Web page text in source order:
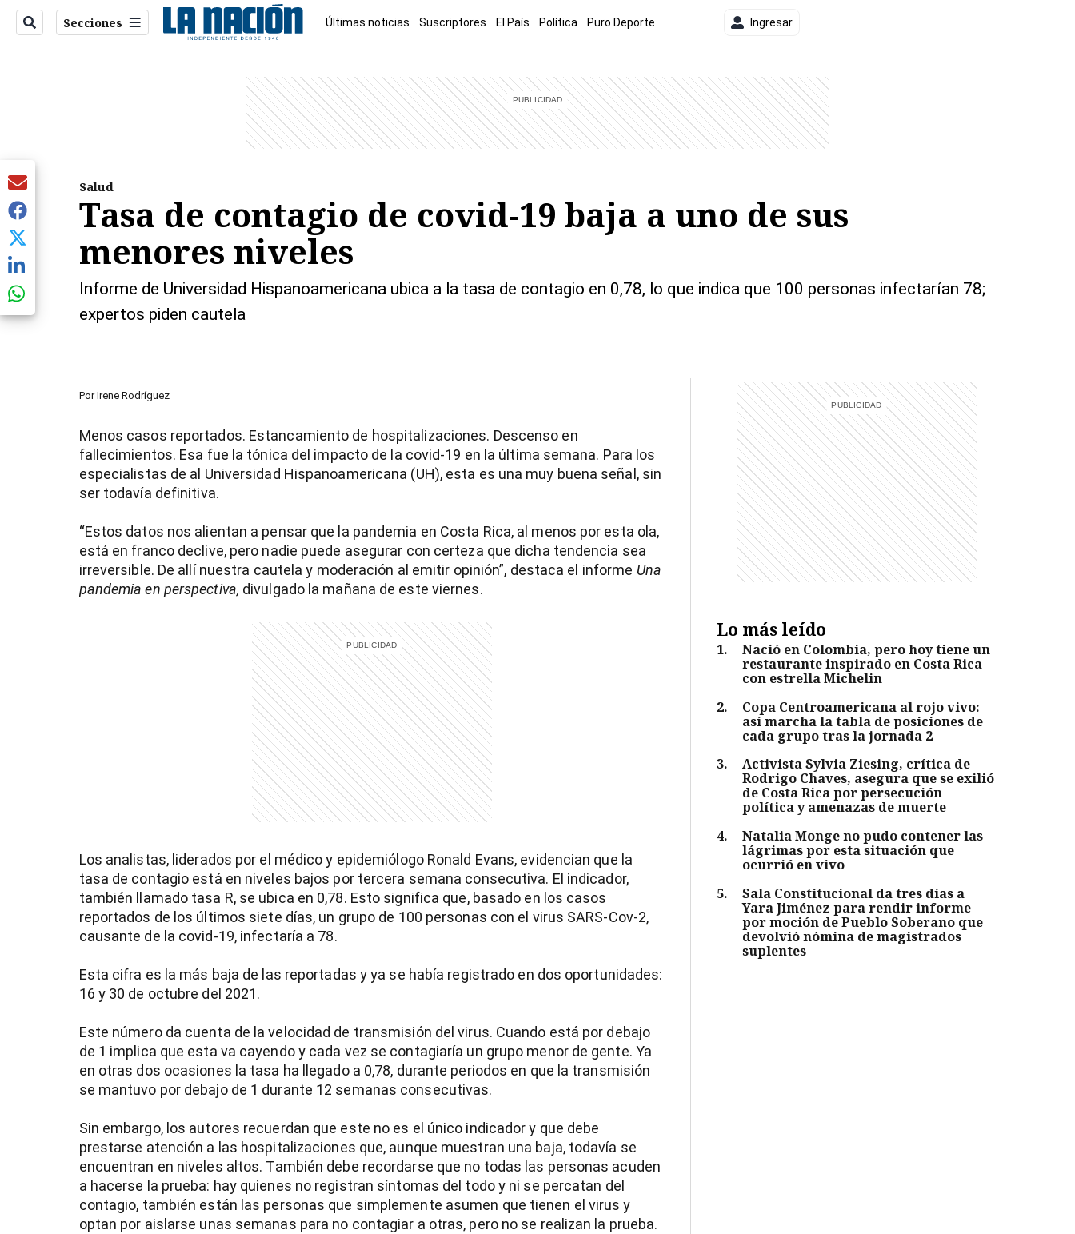
Secciones Últimas noticias Suscriptores El País Política Puro Deporte Ingresar
Salud
Tasa de contagio de covid-19 baja a uno de sus
menores niveles
Informe de Universidad Hispanoamericana ubica a la tasa de contagio en 0,78, lo que indica que 100 personas infectarían 78;
expertos piden cautela
Por Irene Rodríguez
Menos casos reportados. Estancamiento de hospitalizaciones. Descenso en
fallecimientos. Esa fue la tónica del impacto de la covid-19 en la última semana. Para los
especialistas de al Universidad Hispanoamericana (UH), esta es una muy buena señal, sin
ser todavía definitiva.
“Estos datos nos alientan a pensar que la pandemia en Costa Rica, al menos por esta ola,
está en franco declive, pero nadie puede asegurar con certeza que dicha tendencia sea
irreversible. De allí nuestra cautela y moderación al emitir opinión”, destaca el informe Una
pandemia en perspectiva, divulgado la mañana de este viernes.
Los analistas, liderados por el médico y epidemiólogo Ronald Evans, evidencian que la
tasa de contagio está en niveles bajos por tercera semana consecutiva. El indicador,
también llamado tasa R, se ubica en 0,78. Esto significa que, basado en los casos
reportados de los últimos siete días, un grupo de 100 personas con el virus SARS-Cov-2,
causante de la covid-19, infectaría a 78.
Esta cifra es la más baja de las reportadas y ya se había registrado en dos oportunidades:
16 y 30 de octubre del 2021.
Este número da cuenta de la velocidad de transmisión del virus. Cuando está por debajo
de 1 implica que esta va cayendo y cada vez se contagiaría un grupo menor de gente. Ya
en otras dos ocasiones la tasa ha llegado a 0,78, durante periodos en que la transmisión
se mantuvo por debajo de 1 durante 12 semanas consecutivas.
Sin embargo, los autores recuerdan que este no es el único indicador y que debe
prestarse atención a las hospitalizaciones que, aunque muestran una baja, todavía se
encuentran en niveles altos. También debe recordarse que no todas las personas acuden
a hacerse la prueba: hay quienes no registran síntomas del todo y ni se percatan del
contagio, también están las personas que simplemente asumen que tienen el virus y
optan por aislarse unas semanas para no contagiar a otras, pero no se realizan la prueba.
Lo más leído
1.
Nació en Colombia, pero hoy tiene un
restaurante inspirado en Costa Rica
con estrella Michelin
2.
Copa Centroamericana al rojo vivo:
así marcha la tabla de posiciones de
cada grupo tras la jornada 2
3.
Activista Sylvia Ziesing, crítica de
Rodrigo Chaves, asegura que se exilió
de Costa Rica por persecución
política y amenazas de muerte
4.
Natalia Monge no pudo contener las
lágrimas por esta situación que
ocurrió en vivo
5.
Sala Constitucional da tres días a
Yara Jiménez para rendir informe
por moción de Pueblo Soberano que
devolvió nómina de magistrados
suplentes